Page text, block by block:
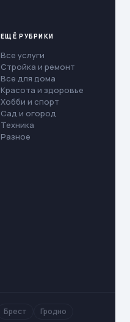
ЕЩЁ РУБРИКИ
Все услуги
Стройка и ремонт
Все для дома
Красота и здоровье
Хобби и спорт
Сад и огород
Техника
Разное
Брест Гродно